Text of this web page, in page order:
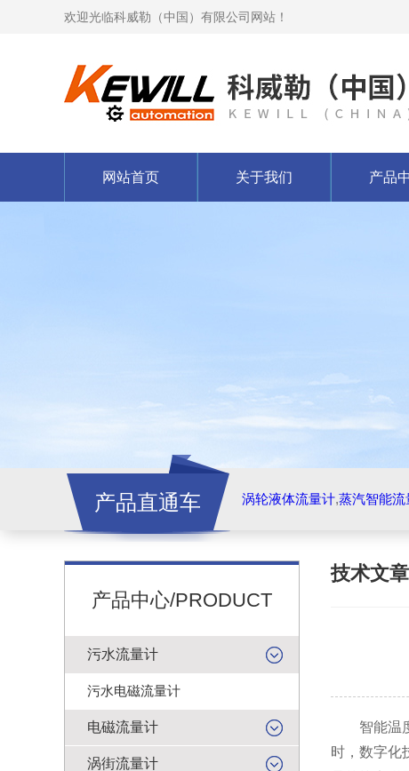
欢迎光临科威勒（中国）有限公司网站！
网站首页 关于我们 产品
产品直通车 涡轮液体流量计,蒸汽智能流
产品中心/PRODUCT
污水流量计
污水电磁流量计
电磁流量计
涡街流量计
技术文章
智能温度
时，数字化